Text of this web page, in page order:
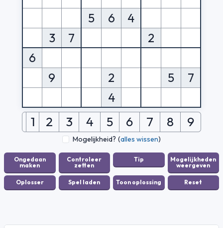
5 6
4
3
7
2
6
9
2 5
7
4
1 2 3 4 5 6 7 8 9
Mogelijkheid? (alles wissen)